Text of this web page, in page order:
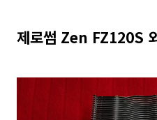
제로썸 Zen FZ120S